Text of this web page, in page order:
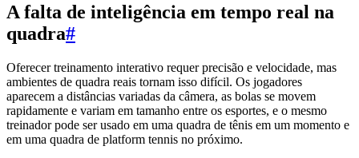
A falta de inteligência em tempo real na
quadra#
Oferecer treinamento interativo requer precisão e velocidade, mas
ambientes de quadra reais tornam isso difícil. Os jogadores
aparecem a distâncias variadas da câmera, as bolas se movem
rapidamente e variam em tamanho entre os esportes, e o mesmo
treinador pode ser usado em uma quadra de tênis em um momento e
em uma quadra de platform tennis no próximo.